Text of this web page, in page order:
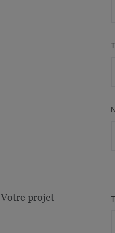
Votre projet